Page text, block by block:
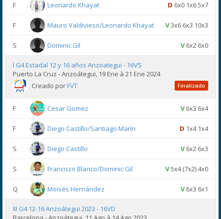
F Leonardo Khayat D 6x0 1x6 5x7
F Mauro Valdivieso/Leonardo Khayat V3x6 6x3 10x3
S Dominic Gil V6x2 6x0
I G4 Estadal 12 y 16 años Anzoategui - 16VS
Puerto La Cruz - Anzoátegui, 19 Ene à 21 Ene 2024
Creado porFVT Finalizado
F Cesar Gomez V6x3 6x4
F Diego Castillo/Santiago Marín D 1x4 1x4
S Diego Castillo V6x2 6x3
S Francisco Blanco/Dominic Gil V5x4 (7x2) 4x0
Q Moisés Hernández V6x3 6x1
III G4 12-16 Anzoátegui 2023 - 16VD